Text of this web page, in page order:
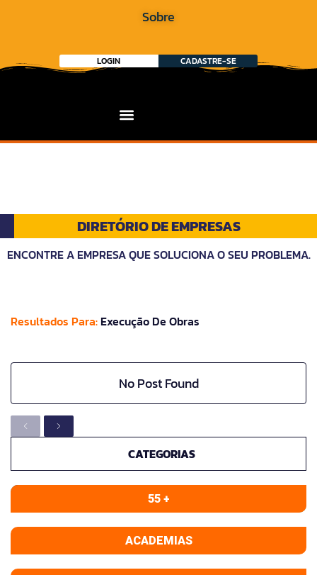
Sobre
LOGIN CADASTRE-SE
DIRETÓRIO DE EMPRESAS
ENCONTRE A EMPRESA QUE SOLUCIONA O SEU PROBLEMA.
Resultados Para: Execução De Obras
No Post Found
CATEGORIAS
55 +
ACADEMIAS